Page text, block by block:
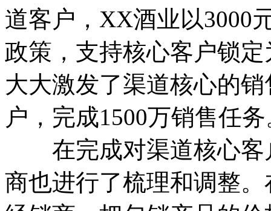
道客户，XX酒业以3000
政策，支持核心客户锁
大大激发了渠道核心的
户，完成1500万销售任
在完成对渠道核心客
商也进行了梳理和调整